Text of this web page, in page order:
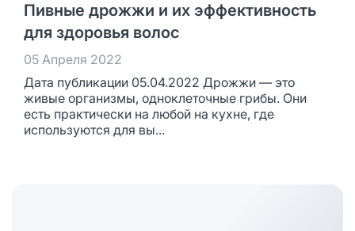
Пивные дрожжи и их эффективность
для здоровья волос
05 Апреля 2022
Дата публикации 05.04.2022 Дрожжи — это
живые организмы, одноклеточные грибы. Они
есть практически на любой на кухне, где
используются для вы...